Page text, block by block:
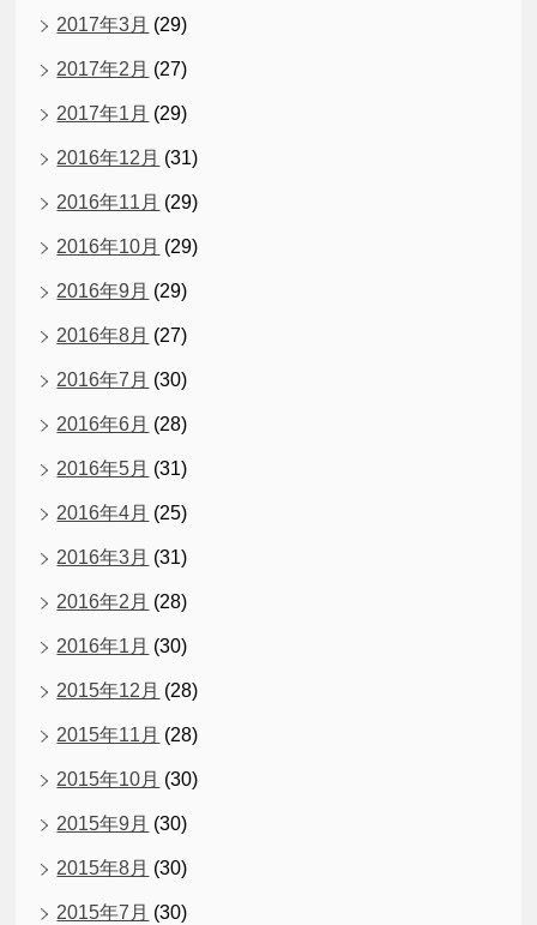
2017年3月 (29)
2017年2月 (27)
2017年1月 (29)
2016年12月 (31)
2016年11月 (29)
2016年10月 (29)
2016年9月 (29)
2016年8月 (27)
2016年7月 (30)
2016年6月 (28)
2016年5月 (31)
2016年4月 (25)
2016年3月 (31)
2016年2月 (28)
2016年1月 (30)
2015年12月 (28)
2015年11月 (28)
2015年10月 (30)
2015年9月 (30)
2015年8月 (30)
2015年7月 (30)